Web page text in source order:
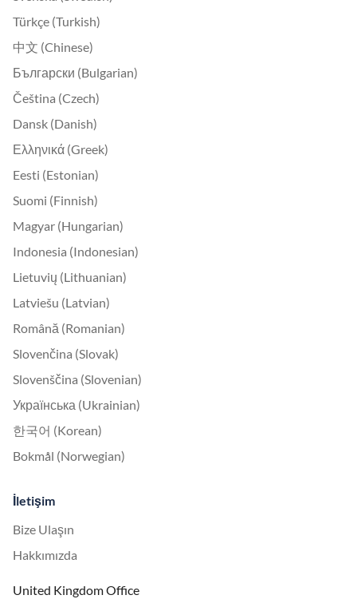
Türkçe (Turkish)
中文 (Chinese)
Български (Bulgarian)
Čeština (Czech)
Dansk (Danish)
Ελληνικά (Greek)
Eesti (Estonian)
Suomi (Finnish)
Magyar (Hungarian)
Indonesia (Indonesian)
Lietuvių (Lithuanian)
Latviešu (Latvian)
Română (Romanian)
Slovenčina (Slovak)
Slovenščina (Slovenian)
Українська (Ukrainian)
한국어 (Korean)
Bokmål (Norwegian)
İletişim
Bize Ulaşın
Hakkımızda
United Kingdom Office